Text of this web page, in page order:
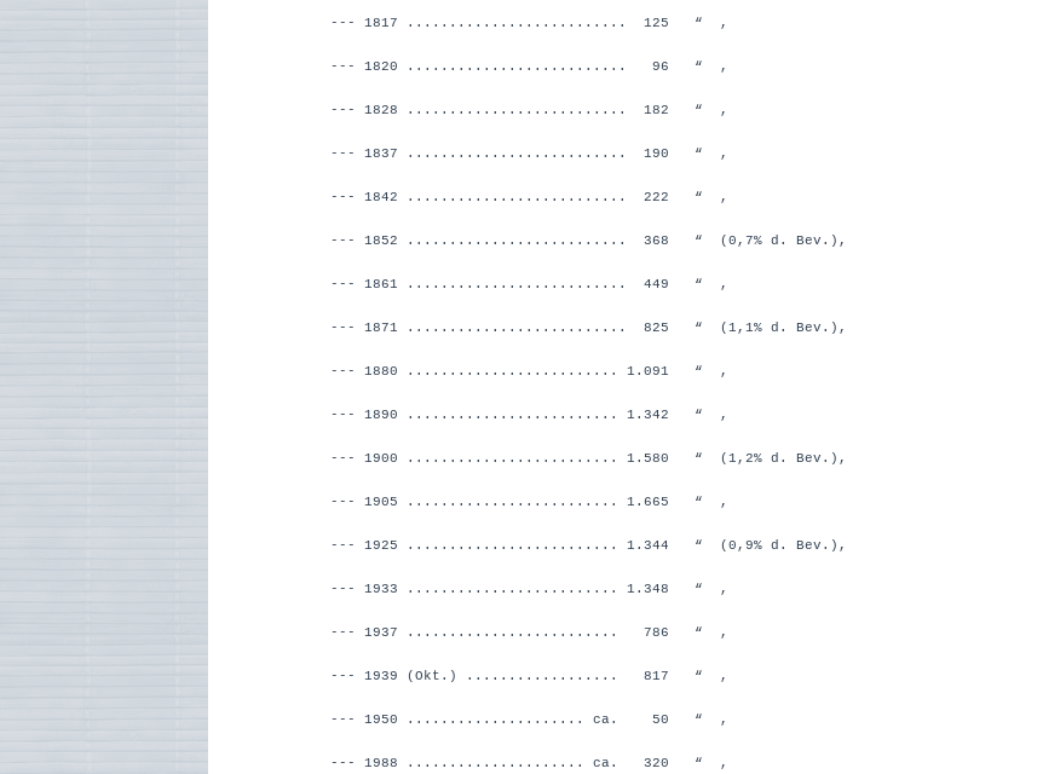
--- 1817 .......................... 125 “ ,
--- 1820 .......................... 96 “ ,
--- 1828 .......................... 182 “ ,
--- 1837 .......................... 190 “ ,
--- 1842 .......................... 222 “ ,
--- 1852 .......................... 368 “ (0,7% d. Bev.),
--- 1861 .......................... 449 “ ,
--- 1871 .......................... 825 “ (1,1% d. Bev.),
--- 1880 ......................... 1.091 “ ,
--- 1890 ......................... 1.342 “ ,
--- 1900 ......................... 1.580 “ (1,2% d. Bev.),
--- 1905 ......................... 1.665 “ ,
--- 1925 ......................... 1.344 “ (0,9% d. Bev.),
--- 1933 ......................... 1.348 “ ,
--- 1937 ......................... 786 “ ,
--- 1939 (Okt.) .................. 817 “ ,
--- 1950 ..................... ca. 50 “ ,
--- 1988 ..................... ca. 320 “ ,